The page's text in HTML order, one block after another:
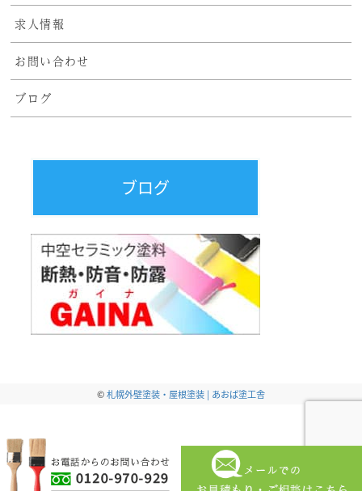
求人情報
お問い合わせ
ブログ
ブログ
©札幌外壁塗装・屋根塗装 | あおば塗工舎